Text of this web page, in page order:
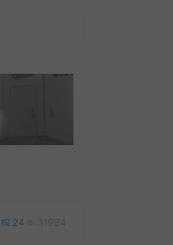
24 31984